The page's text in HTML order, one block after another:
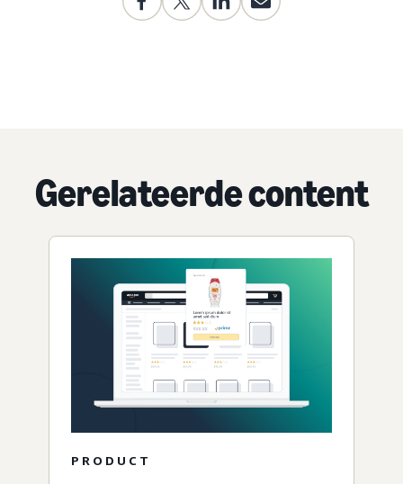
Gerelateerde content
PRODUCT